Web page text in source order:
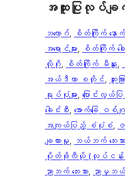
အ​ထူး​ပြု​လုပ်​ချက်​
ဘလော့ဂ်, စိတ်ကြိုက် နော
အရောင်များ, စိတ်ကြိုက် ခေ
လိုဂို, စိတ်ကြိုက် မီနူး,
အယ်ဒီတာ စတိုင်, ထူးခ
ရုပ်ပုံများ, ပြောင်းလွယ်
ခေါင်းစီး, အောက်ခြေ ဝစ်ဂျ
အကျယ်ပြည့် စံပုံစံ,
ချထားမှု, ဘယ်ဘက် ဘေးဘား
ပိုတ်ဖိုလီယို (လုပ်ငန်း
ညာဘက် ဘေးဘား, ညာမှဘ